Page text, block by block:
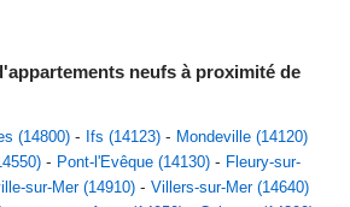
neufs à proximité de
(14800) Ifs (14123)
Mondeville (14120)
Pont-l'Evêque (14130)
Fleury-sur-
sur-Mer (14910)
Villers-sur-Mer (14640)